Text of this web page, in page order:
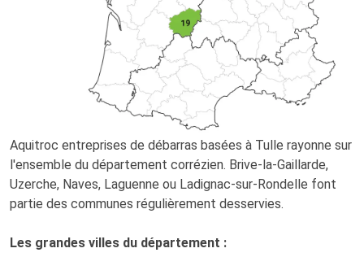
Aquitroc entreprises de débarras basées à Tulle rayonne sur
l'ensemble du département corrézien. Brive-la-Gaillarde,
Uzerche, Naves, Laguenne ou Ladignac-sur-Rondelle font
partie des communes régulièrement desservies.
Les grandes villes du département :